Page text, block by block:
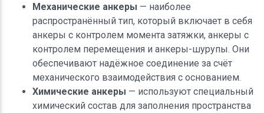
Механические анкеры — наиболее
распространённый тип, который включает в себя
анкеры с контролем момента затяжки, анкеры с
контролем перемещения и анкеры-шурупы. Они
обеспечивают надёжное соединение за счёт
механического взаимодействия с основанием.
Химические анкеры — используют специальный
химический состав для заполнения пространства